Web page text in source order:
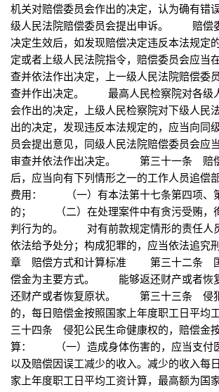
机关对赔偿委员会作出的决定，认为确有错
级人民法院赔偿委员会提出申诉。 赔偿
决定生效后，如发现赔偿决定违反本法规定
定或者上级人民法院指令，赔偿委员会应当
查并依法作出决定，上一级人民法院赔偿委
查并作出决定。 最高人民检察院对各级
会作出的决定，上级人民检察院对下级人民
出的决定，发现违反本法规定的，应当向同
员会提出意见，同级人民法院赔偿委员会应
审查并依法作出决定。 第三十一条 赔
后，应当向有下列情形之一的工作人员追偿
费用： （一）有本法第十七条第四项、
的； （二）在处理案件中有贪污受贿，
判行为的。 对有前款规定情形的责任人
依法给予处分；构成犯罪的，应当依法追究
章 赔偿方式和计算标准 第三十二条 国
偿金为主要方式。 能够返还财产或者恢
还财产或者恢复原状。 第三十三条 侵
的，每日赔偿金按照国家上年度职工日
三十四条 侵犯公民生命健康权的，赔偿金
算： （一）造成身体伤害的，应当支付医
以及赔偿因误工减少的收入。减少的收入每
家上年度职工日平均工资计算，最高额为国